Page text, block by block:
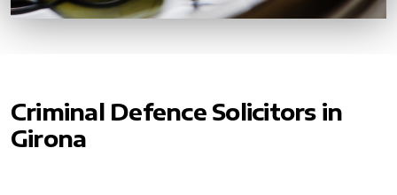
Criminal Defence Solicitors in
Girona